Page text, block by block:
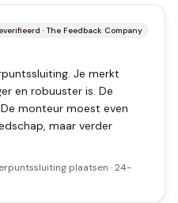
·The Feedback Company
Je merkt
en robuuster is. De
monteur moest even
maar verder
plaatsen ·24-